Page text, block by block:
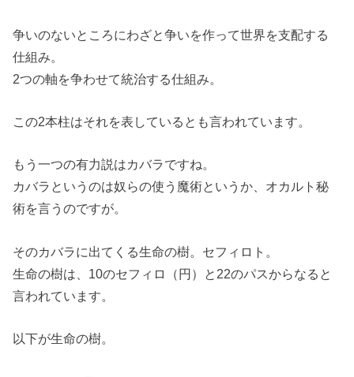
争いのないところにわざと争いを作って世界を支配する
仕組み。
2つの軸を争わせて統治する仕組み。
この2本柱はそれを表しているとも言われています。
もう一つの有力説はカバラですね。
カバラというのは奴らの使う魔術というか、オカルト秘
術を言うのですが。
そのカバラに出てくる生命の樹。セフィロト。
生命の樹は、10のセフィロ（円）と22のパスからなると
言われています。
以下が生命の樹。